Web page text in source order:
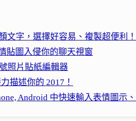
文字，選擇好容易、複製超便利！
貼圖入侵你的聊天視窗
照片貼紙編輯器
描述你的 2017！
Android 中快速輸入表情圖示